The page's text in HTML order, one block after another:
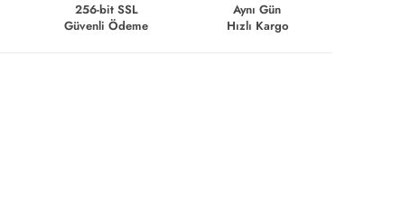
256-bit SSL
Güvenli Ödeme
Aynı Gün
Hızlı Kargo